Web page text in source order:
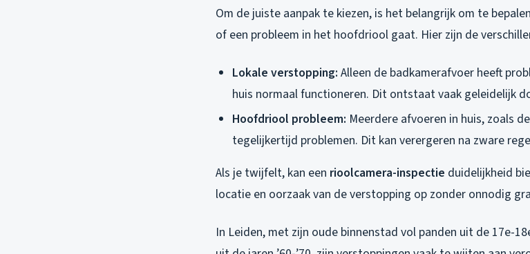
Om de juiste aanpak te kiezen, is het belangrijk om te
of een probleem in het hoofdriool gaat. Hier zijn de
Lokale verstopping: Alleen de badkamerafvoer heeft
huis normaal functioneren. Dit ontstaat vaak geleidelijk
Hoofdriool probleem: Meerdere afvoeren in huis, zoals
tegelijkertijd problemen. Dit kan verergeren na zware
Als je twijfelt, kan een rioolcamera-inspectie duidelijkheid
locatie en oorzaak van de verstopping op zonder onnodig
In Leiden, met zijn oude binnenstad vol panden uit de 17e-